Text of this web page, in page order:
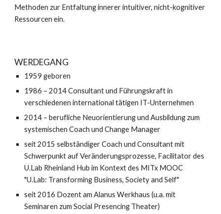
Methoden zur Entfaltung innerer intuitiver, nicht-kognitiver
Ressourcen ein.
WERDEGANG
1959 geboren
1986 – 2014 Consultant und Führungskraft in
verschiedenen international tätigen IT-Unternehmen
2014 – berufliche Neuorientierung und Ausbildung zum
systemischen Coach und Change Manager
seit 2015 selbständiger Coach und Consultant mit
Schwerpunkt auf Veränderungsprozesse, Facilitator des
U.Lab Rheinland Hub im Kontext des MITx MOOC
"U.Lab: Transforming Business, Society and Self"
seit 2016 Dozent am Alanus Werkhaus (u.a. mit
Seminaren zum Social Presencing Theater)